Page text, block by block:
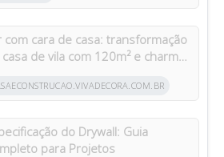
com cara de casa: transformação
de vila com 120m² e charme
do Drywall: Guia
para Projetos